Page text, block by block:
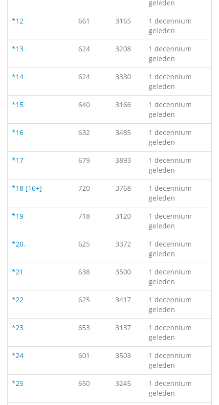
geleden
*12
661 3165
1 decennium
geleden
*13
624 3208
1 decennium
geleden
*14
624 3330
1 decennium
geleden
*15
640 3166
1 decennium
geleden
*16
632 3485
1 decennium
geleden
*17
679 3893
1 decennium
geleden
*18 [16+]
720 3768
1 decennium
geleden
*19
718 3120
1 decennium
geleden
*20.
625 3372
1 decennium
geleden
*21
638 3500
1 decennium
geleden
*22
625 3417
1 decennium
geleden
*23
653 3137
1 decennium
geleden
*24
601 3503
1 decennium
geleden
*25
650 3245
1 decennium
geleden